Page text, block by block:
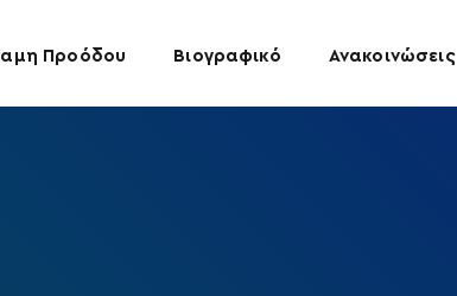
Προόδου Βιογραφικό Ανακοινώσεις